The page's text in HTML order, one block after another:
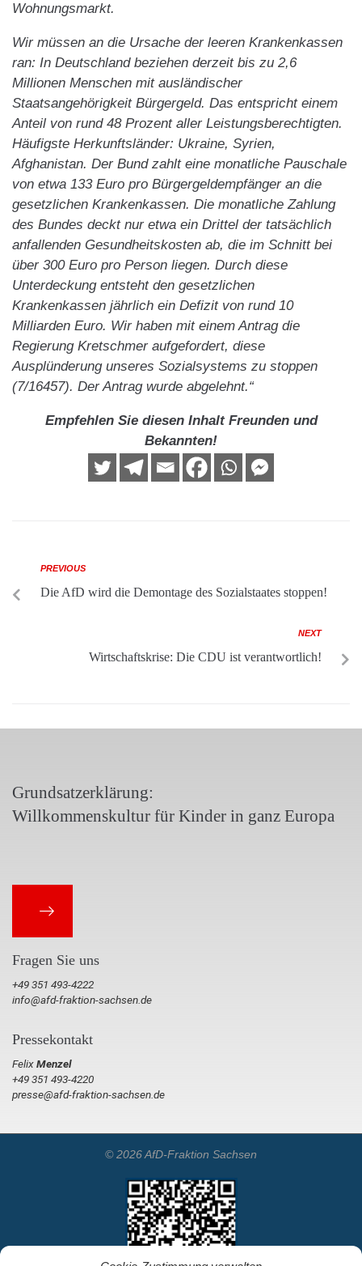
Wohnungsmarkt.
Wir müssen an die Ursache der leeren Krankenkassen
ran: In Deutschland beziehen derzeit bis zu 2,6
Millionen Menschen mit ausländischer
Staatsangehörigkeit Bürgergeld. Das entspricht einem
Anteil von rund 48 Prozent aller Leistungsberechtigten.
Häufigste Herkunftsländer: Ukraine, Syrien,
Afghanistan. Der Bund zahlt eine monatliche Pauschale
von etwa 133 Euro pro Bürgergeldempfänger an die
gesetzlichen Krankenkassen. Die monatliche Zahlung
des Bundes deckt nur etwa ein Drittel der tatsächlich
anfallenden Gesundheitskosten ab, die im Schnitt bei
über 300 Euro pro Person liegen. Durch diese
Unterdeckung entsteht den gesetzlichen
Krankenkassen jährlich ein Defizit von rund 10
Milliarden Euro. Wir haben mit einem Antrag die
Regierung Kretschmer aufgefordert, diese
Ausplünderung unseres Sozialsystems zu stoppen
(7/16457). Der Antrag wurde abgelehnt.“
Empfehlen Sie diesen Inhalt Freunden und
Bekannten!
PREVIOUS
Die AfD wird die Demontage des Sozialstaates stoppen!
NEXT
Wirtschaftskrise: Die CDU ist verantwortlich!
Grundsatzerklärung:
Willkommenskultur für Kinder in ganz Europa
Fragen Sie uns
+49 351 493-4222
info@afd-fraktion-sachsen.de
Pressekontakt
FelixMenzel
+49 351 493-4220
presse@afd-fraktion-sachsen.de
© 2026 AfD-Fraktion Sachsen